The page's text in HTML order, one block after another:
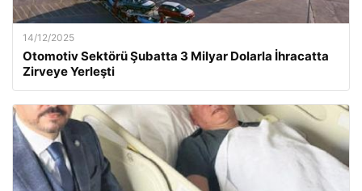
14/12/2025
Otomotiv Sektörü Şubatta 3 Milyar Dolarla İhracatta
Zirveye Yerleşti